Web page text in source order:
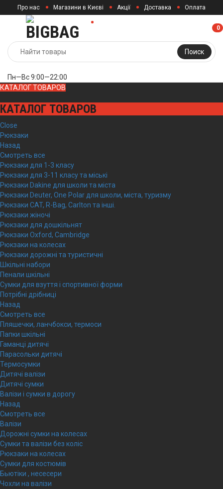
Про нас Магазини в Києві Акції Доставка Оплата
Поиск
Пн—Вс 9:00—22:00
00
КАТАЛОГ ТОВАРОВ
КАТАЛОГ ТОВАРОВ
Close
Рюкзаки
Назад
Смотреть все
Рюкзаки для 1-3 класу
Рюкзаки для 3-11 класу та міські
Рюкзаки Dakine для школи та міста
Рюкзаки Deuter, One Polar для школи, міста, туризму
Рюкзаки CAT, R-Bag, Carlton та інші.
Рюкзаки жіночі
Рюкзаки для дошкільнят
Рюкзаки Oxford, Cambridge
Рюкзаки на колесах
Рюкзаки дорожні та туристичні
Шкільні набори
Пенали шкільні
Сумки для взуття і спортивної форми
Потрібні дрібниці
Назад
Смотреть все
Пляшечки, ланчбокси, термоси
Папки шкільні
Гаманці дитячі
Парасольки дитячі
Термосумки
Дитячі валізи
Дитячі сумки
Валізи і сумки в дорогу
Назад
Смотреть все
Валізи
Дорожні сумки на колесах
Сумки та валізи без коліс
Рюкзаки на колесах
Сумки для костюмів
Бьютіки , несесери
Чохли на валізи